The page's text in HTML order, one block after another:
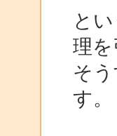
と
理
そ
す。